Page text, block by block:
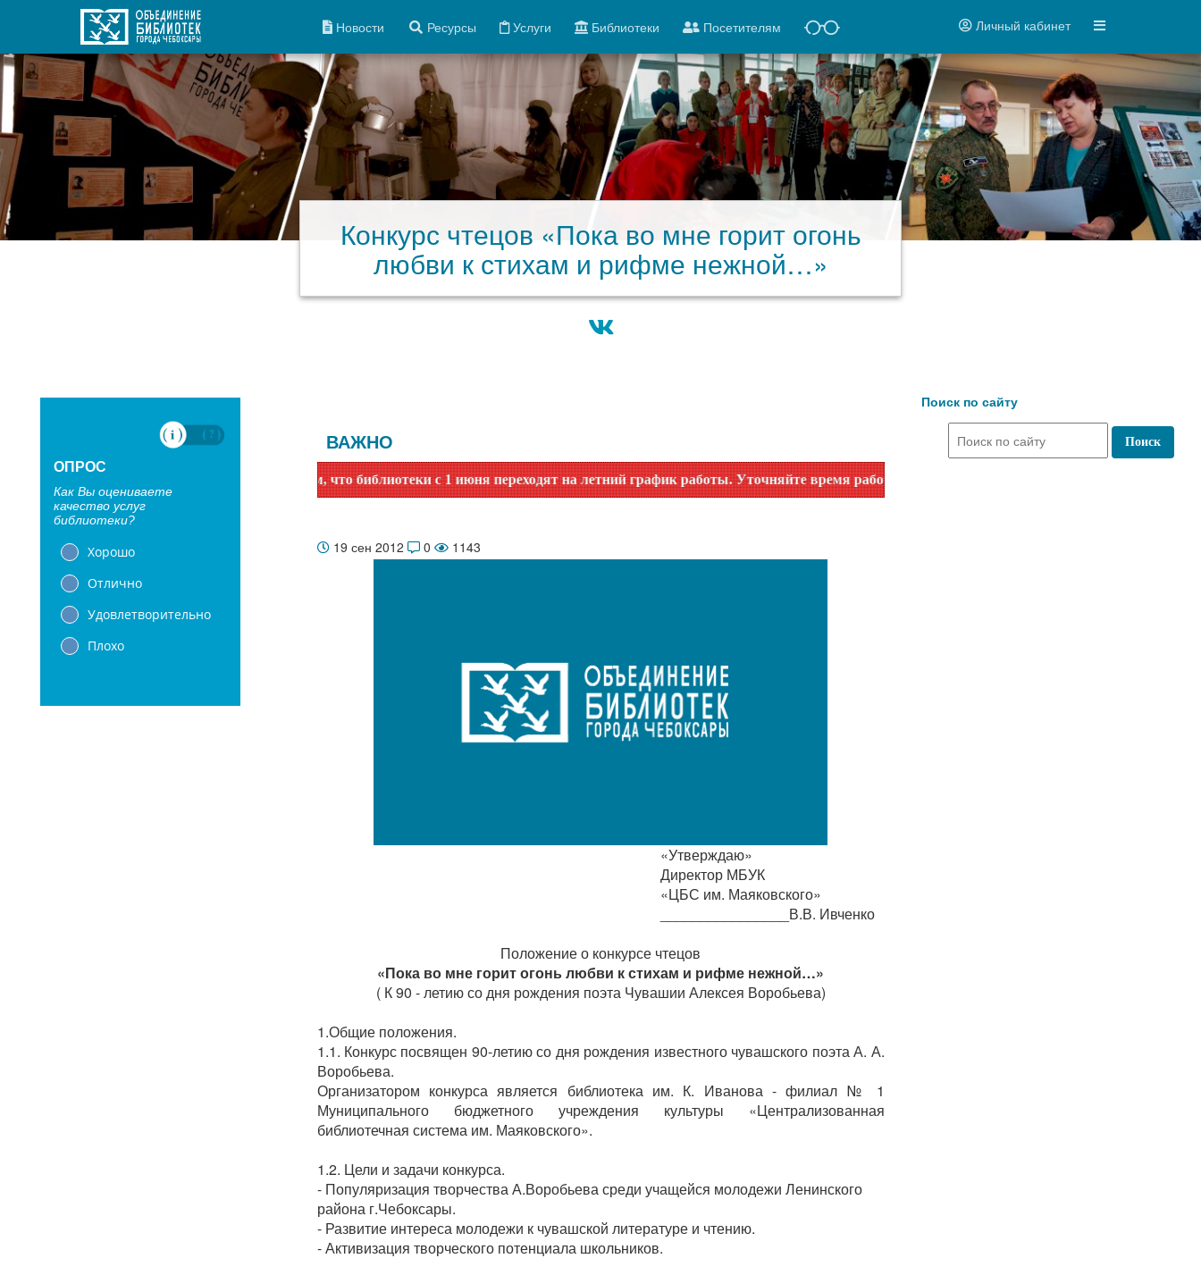
Новости Ресурсы Услуги Библиотеки Посетителям Личный кабинет
Конкурс чтецов «Пока во мне горит огонь
любви к стихам и рифме нежной…»
ОПРОС
Как Вы оцениваете
качество услуг
библиотеки?
Хорошо
Отлично
Удовлетворительно
Плохо
ВАЖНО
Уважаемые читатели! Сообщаем, что библиотеки с 1 июня переходят на летний график работы. Уточняйте время работы по номеру телефона или на сайте в разделе "Библиотеки"!
19 сен 2012 0 1143
«Утверждаю»
Директор МБУК
«ЦБС им. Маяковского»
________________В.В. Ивченко
Положение о конкурсе чтецов
«Пока во мне горит огонь любви к стихам и рифме нежной…»
( К 90 - летию со дня рождения поэта Чувашии Алексея Воробьева)
1.Общие положения.
1.1. Конкурс посвящен 90-летию со дня рождения известного чувашского поэтаА. А.
Воробьева.
Организатором конкурса является библиотека им. К. Иванова- филиал № 1
Муниципального бюджетного учреждения культуры «Централизованная
библиотечная система им. Маяковского».
1.2. Цели и задачи конкурса.
- Популяризация творчества А.Воробьева среди учащейся молодежи Ленинского
района г.Чебоксары.
- Развитие интереса молодежи к чувашской литературе и чтению.
- Активизация творческого потенциала школьников.
Поиск по сайту